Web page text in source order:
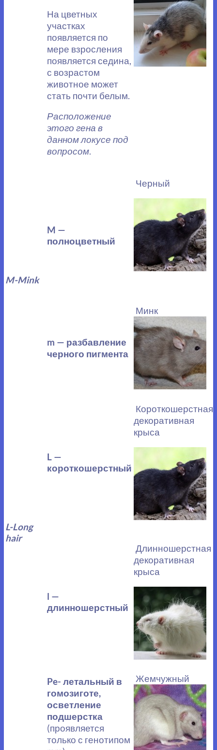
На цветных
участках
появляется по
мере взросления
появляется седина,
с возрастом
животное может
стать почти белым.
Расположение
этого гена в
данном локусе под
вопросом.
M-Mink
M —
полноцветный
Черный
m — разбавление
черного пигмента
Минк
L-Long
hair
L —
короткошерстный
Короткошерстная
декоративная
крыса
l —
длинношерстный
Длинношерстная
декоративная
крыса
Pe- летальный в
гомозиготе,
осветление
подшерстка
(проявляется
только с генотипом
Жемчужный